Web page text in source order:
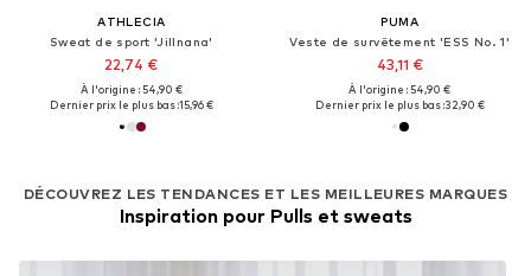
ATHLECIA
Sweat de sport 'Jillnana'
22,74 €
À l'origine : 54,90 €
Dernier prix le plus bas :15,96 €
PUMA
Veste de survêtement 'ESS No. 1'
43,11 €
À l'origine : 54,90 €
Dernier prix le plus bas :32,90 €
DÉCOUVREZ LES TENDANCES ET LES MEILLEURES MARQUES
Inspiration pour Pulls et sweats